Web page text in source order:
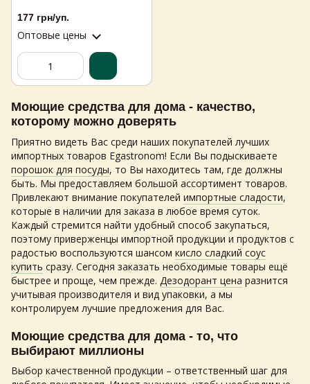
177 грн/уп.
Оптовые цены
Моющие средства для дома - качество,
которому можно доверять
Приятно видеть Вас среди наших покупателей лучших
импортных товаров Egastronom! Если Вы подыскиваете
порошок для посуды, то Вы находитесь там, где должны
быть. Мы предоставляем большой ассортимент товаров.
Привлекают внимание покупателей импортные сладости,
которые в наличии для заказа в любое время суток.
Каждый стремится найти удобный способ закупаться,
поэтому приверженцы импортной продукции и продуктов с
радостью воспользуются шансом кисло сладкий соус
купить сразу. Сегодня заказать необходимые товары ещё
быстрее и проще, чем прежде. Дезодорант цена разнится
учитывая производителя и вид упаковки, а мы
контролируем лучшие предложения для Вас.
Моющие средства для дома - то, что
выбирают миллионы
Выбор качественной продукции – ответственный шаг для